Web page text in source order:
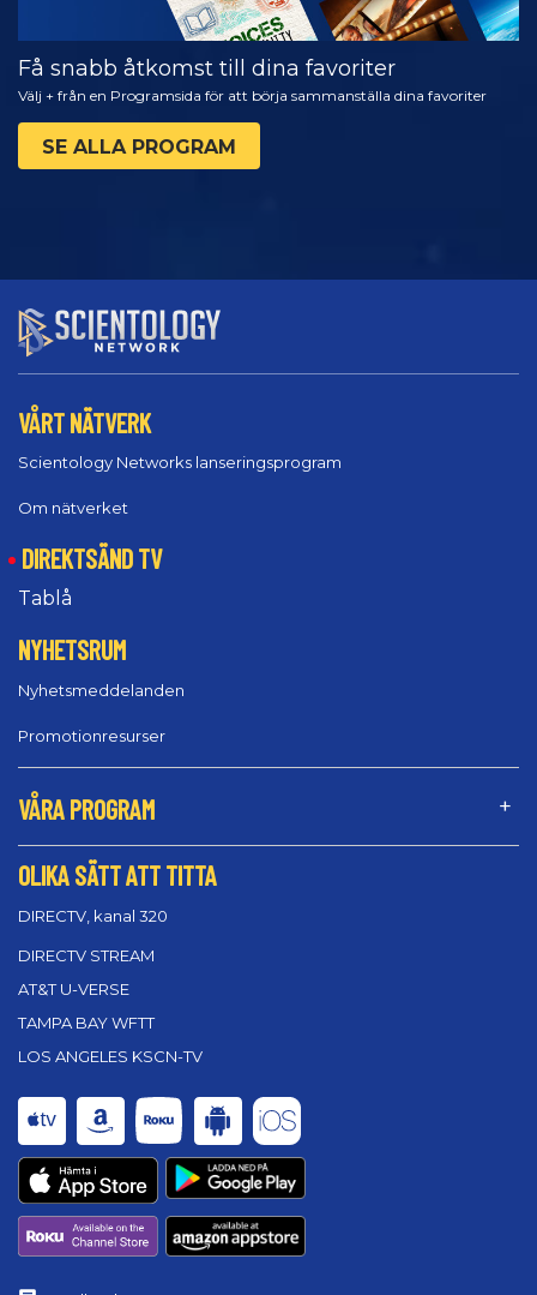
Få snabb åtkomst till dina favoriter
Välj + från en Programsida för att börja sammanställa dina favoriter
SE ALLA PROGRAM
VÅRT NÄTVERK
Scientology Networks lanseringsprogram
Om nätverket
DIREKTSÄND TV
Tablå
NYHETSRUM
Nyhetsmeddelanden
Promotionresurser
VÅRA PROGRAM
OLIKA SÄTT ATT TITTA
DIRECTV, kanal 320
DIRECTV STREAM
AT&T U-VERSE
TAMPA BAY WFTT
LOS ANGELES KSCN-TV